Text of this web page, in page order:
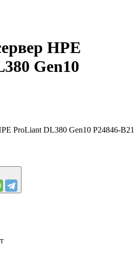
HPE
Gen10
ProLiant DL380 Gen10 P24846-B21